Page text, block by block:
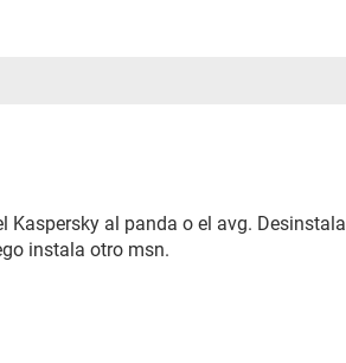
Kaspersky al panda o el avg. Desinstala
instala otro msn.